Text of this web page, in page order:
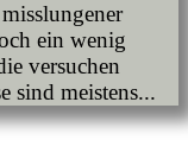
ein wenig
versuchen
sind meistens...